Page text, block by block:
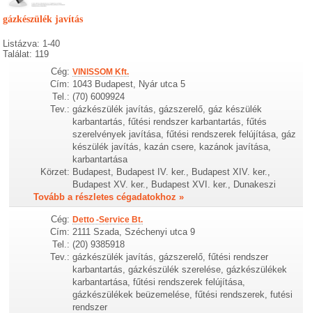
gázkészülék javítás
Listázva: 1-40
Találat: 119
Cég: VINISSOM Kft.
Cím: 1043 Budapest, Nyár utca 5
Tel.: (70) 6009924
Tev.: gázkészülék javítás, gázszerelő, gáz készülék
karbantartás, fűtési rendszer karbantartás, fűtés
szerelvények javítása, fűtési rendszerek felújítása, gáz
készülék javítás, kazán csere, kazánok javítása,
karbantartása
Körzet: Budapest, Budapest IV. ker., Budapest XIV. ker.,
Budapest XV. ker., Budapest XVI. ker., Dunakeszi
Tovább a részletes cégadatokhoz »
Cég: Detto -Service Bt.
Cím: 2111 Szada, Széchenyi utca 9
Tel.: (20) 9385918
Tev.: gázkészülék javítás, gázszerelő, fűtési rendszer
karbantartás, gázkészülék szerelése, gázkészülékek
karbantartása, fűtési rendszerek felújítása,
gázkészülékek beüzemelése, fűtési rendszerek, futési
rendszer